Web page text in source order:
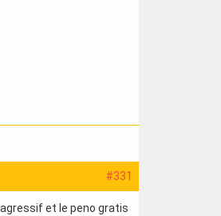
#331
et le peno gratis